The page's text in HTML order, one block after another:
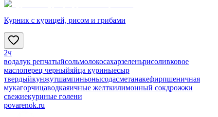
Курник с курицей, рисом и грибами
2ч
водалук репчатыйсольмолокосахарзеленьрисоливковое
маслоперец черныйяйца куриныесыр
твердыйкунжутшампиньонысодасметанакефирпшеничная
мукагорчицаводкаяичные желткилимонный сокдрожжи
свежиекуриные голени
povarenok.ru